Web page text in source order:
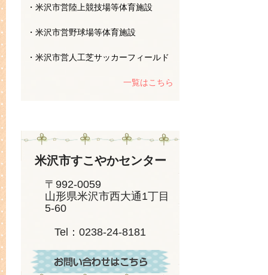
・米沢市営陸上競技場等体育施設
・米沢市営野球場等体育施設
・米沢市営人工芝サッカーフィールド
一覧はこちら
米沢市すこやかセンター
〒992-0059
山形県米沢市西大通1丁目
5-60
Tel：0238-24-8181